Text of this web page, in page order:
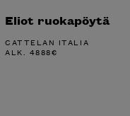
Eliot ruokapöytä
CATTELAN ITALIA
ALK. 4888€